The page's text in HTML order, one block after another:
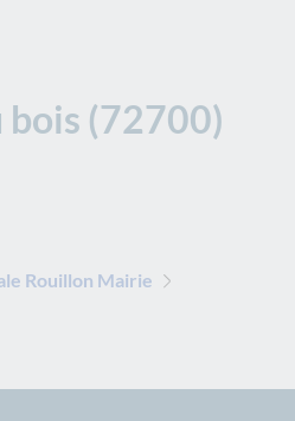
bois (72700)
Rouillon Mairie